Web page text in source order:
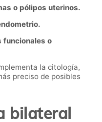
o pólipos uterinos.
funcionales o
la citología,
preciso de posibles
bilateral